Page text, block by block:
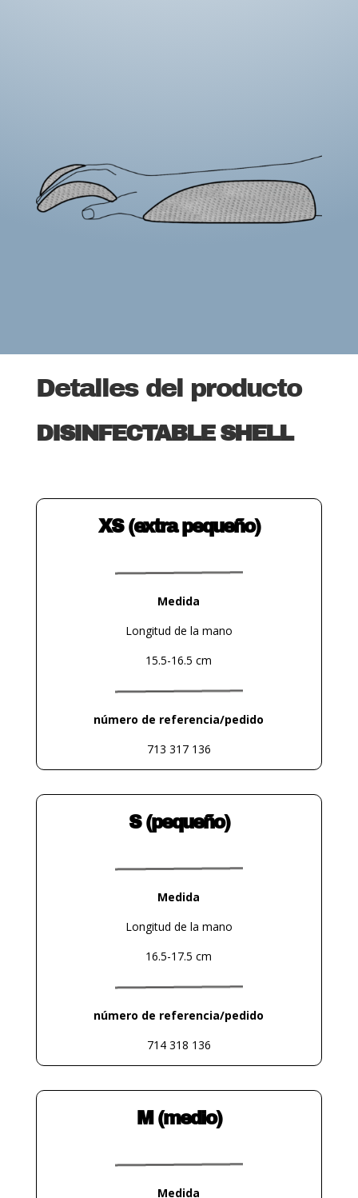
Detalles del producto
DISINFECTABLE SHELL
XS (extra pequeño)
Medida
Longitud de la mano
15.5-16.5 cm
número de referencia/pedido
713 317 136
S (pequeño)
Medida
Longitud de la mano
16.5-17.5 cm
número de referencia/pedido
714 318 136
M (medio)
Medida